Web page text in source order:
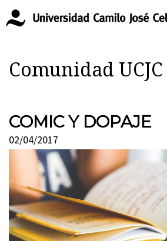
Comunidad UCJC
COMIC Y DOPAJE
02/04/2017